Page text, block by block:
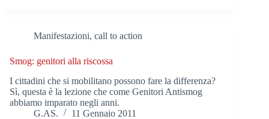
Manifestazioni, call to action
Smog: genitori alla riscossa
I cittadini che si mobilitano possono fare la differenza?
Sì, questa è la lezione che come Genitori Antismog
abbiamo imparato negli anni.
G.AS.
11 Gennaio 2011